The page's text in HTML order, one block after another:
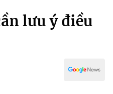
lưu ý điều